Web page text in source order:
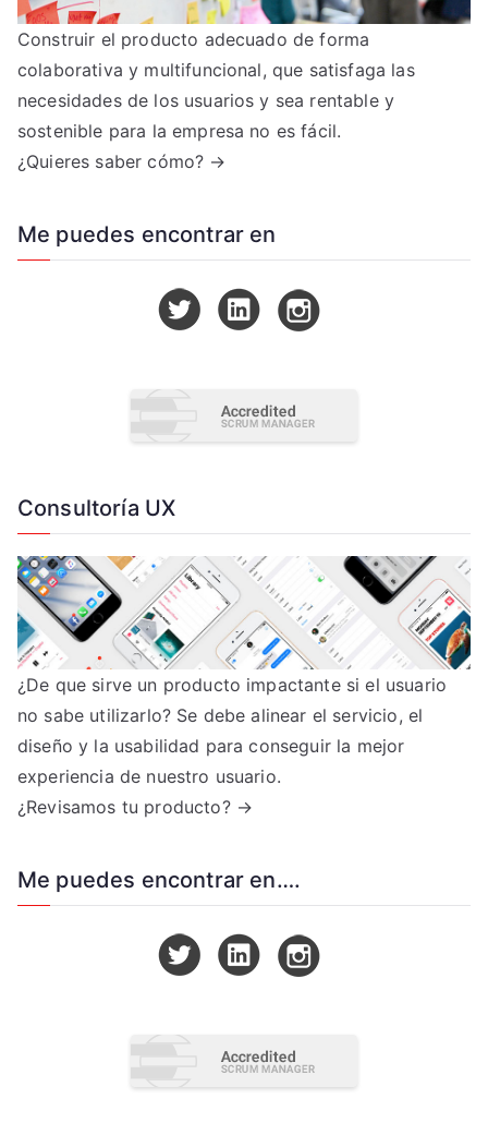
Construir el producto adecuado de forma
colaborativa y multifuncional, que satisfaga las
necesidades de los usuarios y sea rentable y
sostenible para la empresa no es fácil.
¿Quieres saber cómo? →
Me puedes encontrar en
Consultoría UX
¿De que sirve un producto impactante si el usuario
no sabe utilizarlo? Se debe alinear el servicio, el
diseño y la usabilidad para conseguir la mejor
experiencia de nuestro usuario.
¿Revisamos tu producto? →
Me puedes encontrar en….